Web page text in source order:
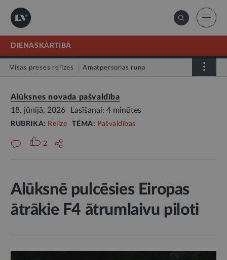
DIENASKĀRTĪBĀ
Visas preses relīzes Amatpersonas runa
Alūksnes novada pašvaldība
18. jūnijā, 2026
Lasīšanai: 4 minūtes
RUBRIKA: Relīze TĒMA: Pašvaldības
2
Alūksnē pulcēsies Eiropas
ātrākie F4 ātrumlaivu piloti